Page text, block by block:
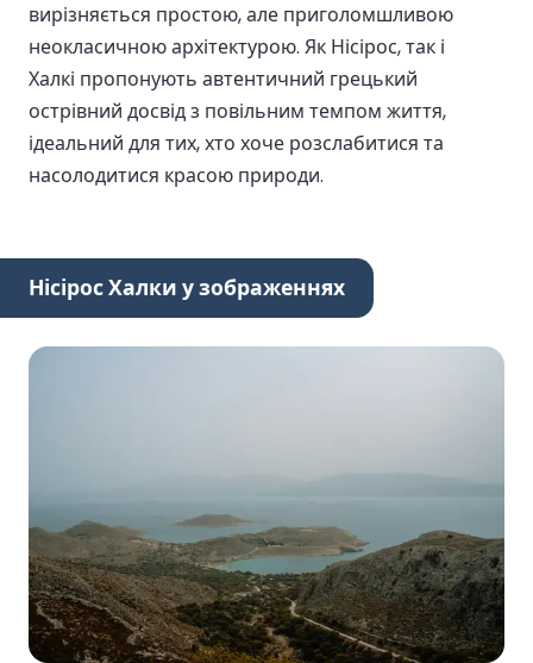
вирізняється простою, але приголомшливою
неокласичною архітектурою. Як Нісірос, так і
Халкі пропонують автентичний грецький
острівний досвід з повільним темпом життя,
ідеальний для тих, хто хоче розслабитися та
насолодитися красою природи.
Нісірос Халки у зображеннях